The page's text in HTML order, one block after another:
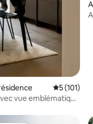
Évaluation
5 (101)
vue emblématique